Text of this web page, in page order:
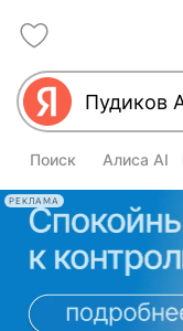
Поиск Алиса AI
РЕКЛАМА